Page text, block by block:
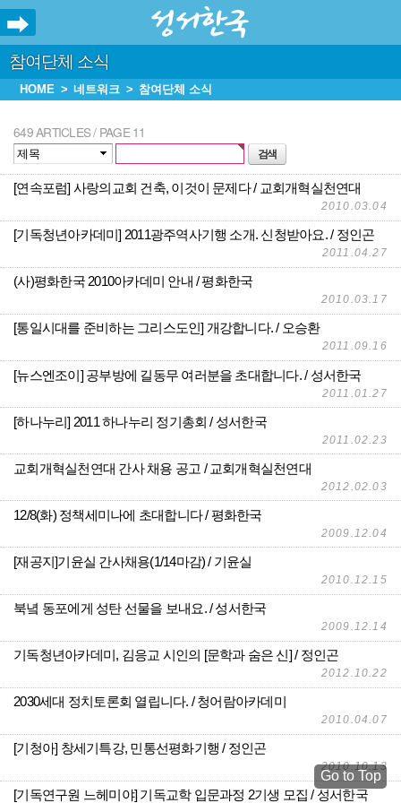
참여단체 소식
HOME 네트워크 참여단체 소식
649 ARTICLES / PAGE 11
[연속포럼] 사랑의교회 건축, 이것이 문제다 교회개혁실천연대
2010.03.04
[기독청년아카데미] 2011광주역사기행 소개. 신청받아요. 정인곤
2011.04.27
(사)평화한국 2010아카데미 안내 평화한국
2010.03.17
[통일시대를 준비하는 그리스도인] 개강합니다. 오승환
2011.09.16
[뉴스엔조이] 공부방에 길동무 여러분을 초대합니다. 성서한국
2011.01.27
[하나누리] 2011 하나누리 정기총회 성서한국
2011.02.23
교회개혁실천연대 간사 채용 공고 교회개혁실천연대
2012.02.03
12/8(화) 정책세미나에 초대합니다 평화한국
2009.12.04
[재공지]기윤실 간사채용(1/14마감) 기윤실
2010.12.15
북녘 동포에게 성탄 선물을 보내요. 성서한국
2009.12.14
기독청년아카데미, 김응교 시인의 [문학과 숨은 신] 정인곤
2012.10.22
2030세대 정치토론회 열립니다. 청어람아카데미
2010.04.07
[기청아] 창세기특강, 민통선평화기행 정인곤
2010.10.13
[기독연구원 느헤미야] 기독교학 입문과정 2기생 모집 성서한국
Go to Top